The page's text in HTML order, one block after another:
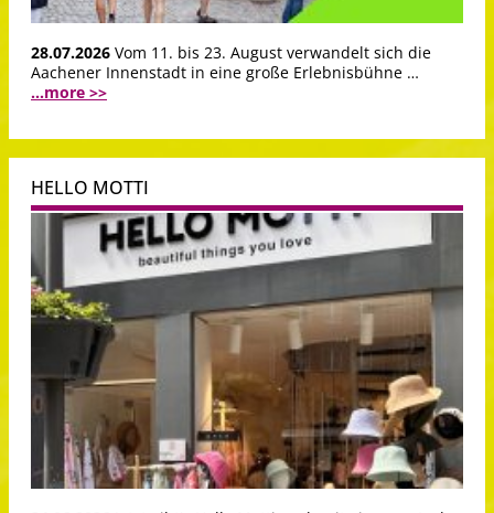
28.07.2026 Vom 11. bis 23. August verwandelt sich die
Aachener Innenstadt in eine große Erlebnisbühne …
...more >>
HELLO MOTTI